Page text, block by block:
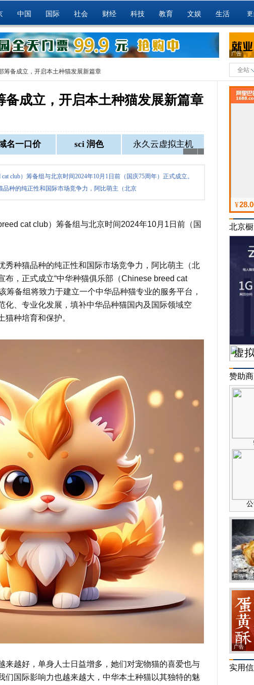
中国 国际 社会 财经 科技 教育 文娱 生活
广告
筹备成立，开启本土种猫发展新篇章 全站
备成立，开启本土种猫发展新篇章
cat club）筹备组与北京时间2024年10月1日前（国庆75周年）正式成立。
种的纯正性和国际市场竞争力，阿比萌主（北京
cat club）筹备组与北京时间2024年10月1日前（国
秀种猫品种的纯正性和国际市场竞争力，阿比萌主（北
布，正式成立“中华种猫俱乐部（Chinese breed cat
筹备组将致力于建立一个中华品种猫专业的服务平台，
化、专业化发展，填补中华品种猫国内及国际领域空
猫种培育和保护。
来越好，单身人士日益增多，她们对宠物猫的喜爱也与
们国际影响力也越来越大，中华本土种猫以其独特的魅
北京
赞助商
广告
广告
实用